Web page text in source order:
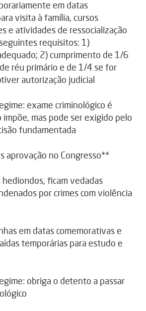
em datas
visita à família, cursos
e atividades de ressocialização
requisitos: 1)
2) cumprimento de 1/6
réu primário e de 1/4 se for
autorização judicial
exame criminológico é
impõe, mas pode ser exigido pelo
fundamentada
aprovação no Congresso**
hediondos, ficam vedadas
por crimes com violência
em datas comemorativas e
temporárias para estudo e
obriga o detento a passar